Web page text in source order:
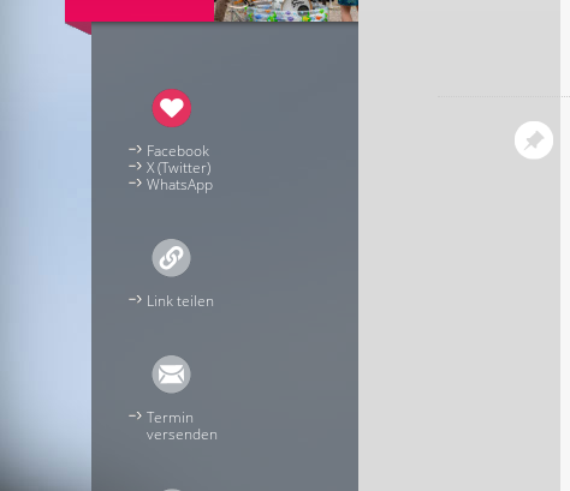
Facebook
X (Twitter)
WhatsApp
Link teilen
Termin
versenden